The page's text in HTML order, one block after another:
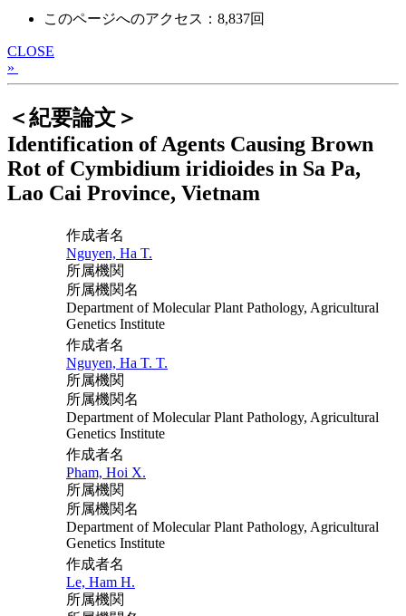
このページへのアクセス：8,837回
CLOSE
»
＜紀要論文＞
Identification of Agents Causing Brown
Rot of Cymbidium iridioides in Sa Pa,
Lao Cai Province, Vietnam
作成者名
Nguyen, Ha T.
所属機関
所属機関名
Department of Molecular Plant Pathology, Agricultural
Genetics Institute
作成者名
Nguyen, Ha T. T.
所属機関
所属機関名
Department of Molecular Plant Pathology, Agricultural
Genetics Institute
作成者名
Pham, Hoi X.
所属機関
所属機関名
Department of Molecular Plant Pathology, Agricultural
Genetics Institute
作成者名
Le, Ham H.
所属機関